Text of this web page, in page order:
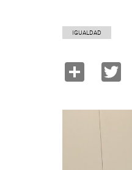
IGUALDAD
Share